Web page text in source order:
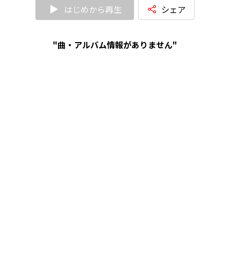
はじめから再生 シェア
"曲・アルバム情報がありません"